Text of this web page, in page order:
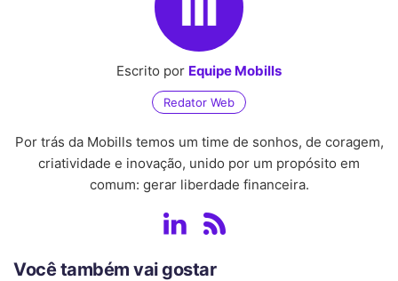
Escrito por Equipe Mobills
Redator Web
Por trás da Mobills temos um time de sonhos, de coragem,
criatividade e inovação, unido por um propósito em
comum: gerar liberdade financeira.
Você também vai gostar